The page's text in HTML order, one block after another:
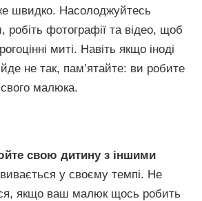
швидко. Насолоджуйтесь
фотографії та відео, щоб
миті. Навіть якщо іноді
не так, пам’ятайте: ви робите
малюка.
свою дитину з іншими
у своєму темпі. Не
якщо ваш малюк щось робить